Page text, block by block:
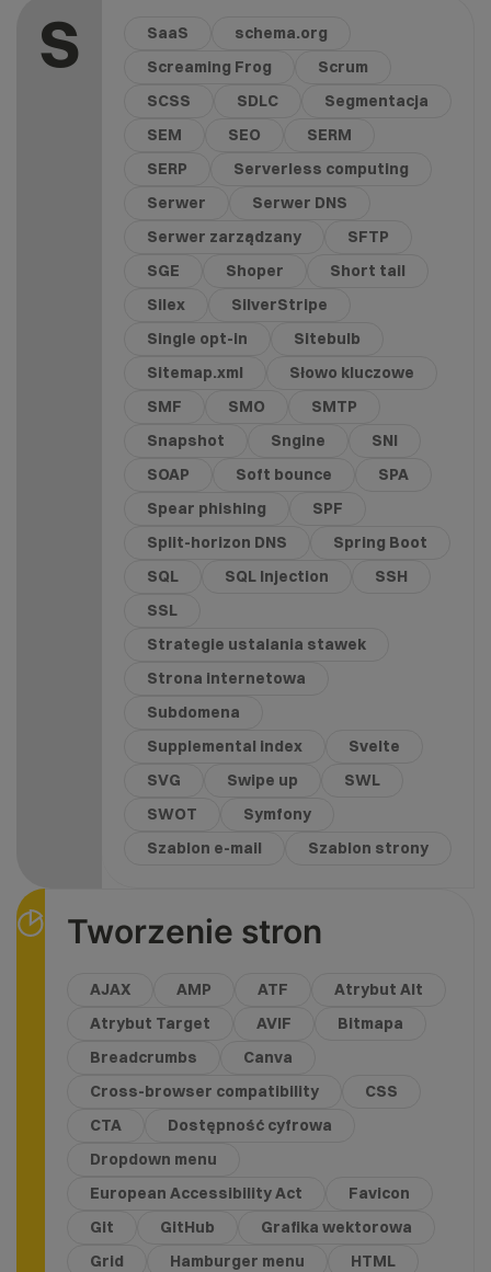
S SaaS
schema.org
Screaming Frog
Scrum
SCSS
SDLC
Segmentacja
SEM
SEO
SERM
SERP
Serverless computing
Serwer
Serwer DNS
Serwer zarządzany
SFTP
SGE
Shoper
Short tail
Silex
SilverStripe
Single opt-in
Sitebulb
Sitemap.xml
Słowo kluczowe
SMF
SMO
SMTP
Snapshot
Sngine
SNI
SOAP
Soft bounce
SPA
Spear phishing
SPF
Split-horizon DNS
Spring Boot
SQL
SQL Injection
SSH
SSL
Strategie ustalania stawek
Strona internetowa
Subdomena
Supplemental index
Svelte
SVG
Swipe up
SWL
SWOT
Symfony
Szablon e-mail
Szablon strony
Tworzenie stron
AJAX AMP ATF
Atrybut Alt
Atrybut Target
AVIF
Bitmapa
Breadcrumbs
Canva
Cross-browser compatibility
CSS
CTA
Dostępność cyfrowa
Dropdown menu
European Accessibility Act
Favicon
Git
GitHub
Grafika wektorowa
Grid
Hamburger menu
HTML